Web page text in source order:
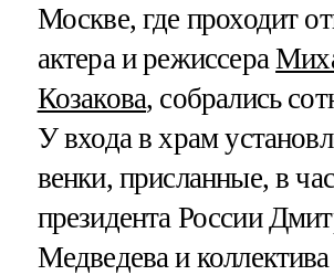
Москве, где проходит
актера и режиссера
Козакова, собрались
У входа в храм
венки, присланные, в
президента России
Медведева и коллектива